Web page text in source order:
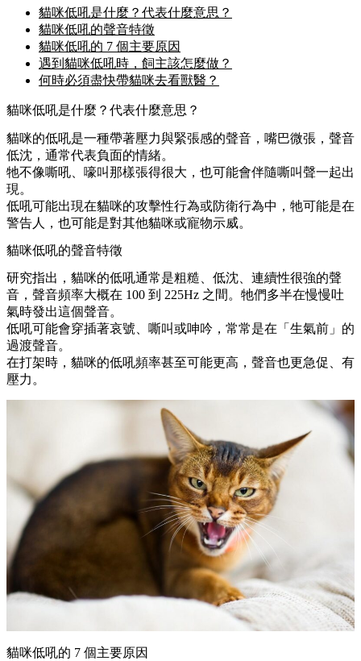
貓咪低吼是什麼？代表什麼意思？
貓咪低吼的聲音特徵
貓咪低吼的 7 個主要原因
遇到貓咪低吼時，飼主該怎麼做？
何時必須盡快帶貓咪去看獸醫？
貓咪低吼是什麼？代表什麼意思？
貓咪的低吼是一種帶著壓力與緊張感的聲音，嘴巴微張，聲音
低沈，通常代表負面的情緒。
牠不像嘶吼、嚎叫那樣張得很大，也可能會伴隨嘶叫聲一起出
現。
低吼可能出現在貓咪的攻擊性行為或防衛行為中，牠可能是在
警告人，也可能是對其他貓咪或寵物示威。
貓咪低吼的聲音特徵
研究指出，貓咪的低吼通常是粗糙、低沈、連續性很強的聲
音，聲音頻率大概在 100 到 225Hz 之間。牠們多半在慢慢吐
氣時發出這個聲音。
低吼可能會穿插著哀號、嘶叫或呻吟，常常是在「生氣前」的
過渡聲音。
在打架時，貓咪的低吼頻率甚至可能更高，聲音也更急促、有
壓力。
貓咪低吼的 7 個主要原因